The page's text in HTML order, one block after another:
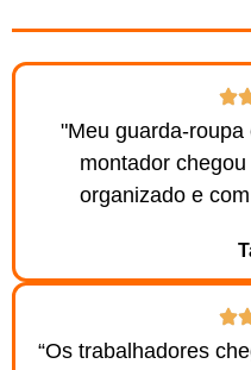
"Meu guarda-
montador
organizado e
“Os trabalhadores